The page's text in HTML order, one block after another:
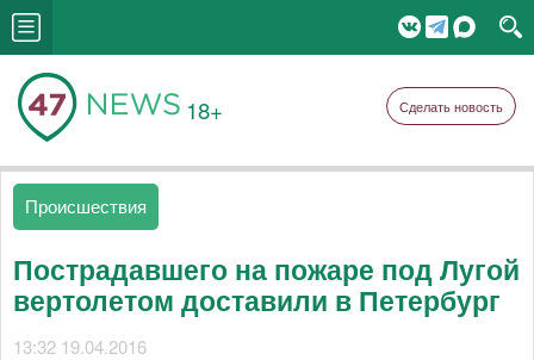
18+ Сделать новость
Происшествия
Пострадавшего на пожаре под Лугой
вертолетом доставили в Петербург
13:32 19.04.2016